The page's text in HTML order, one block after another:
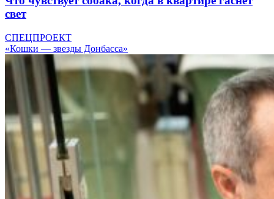
свет
СПЕЦПРОЕКТ
«Кошки — звезды Донбасса»